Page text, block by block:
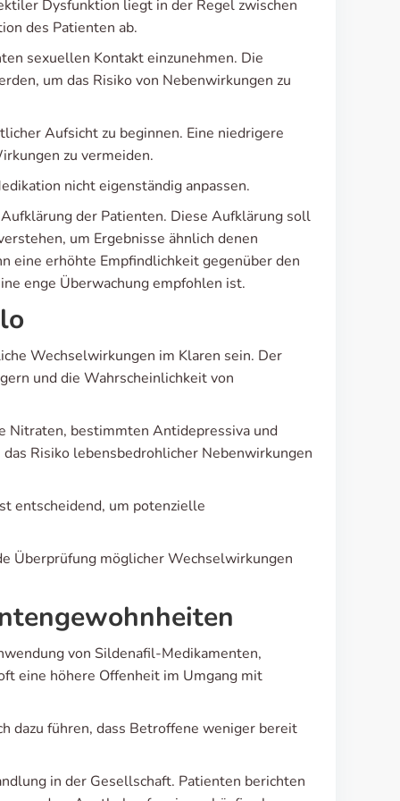
Dysfunktion liegt in der Regel zwischen
des Patienten ab.
sexuellen Kontakt einzunehmen. Die
um das Risiko von Nebenwirkungen zu
Aufsicht zu beginnen. Eine niedrigere
zu vermeiden.
nicht eigenständig anpassen.
der Patienten. Diese Aufklärung soll
um Ergebnisse ähnlich denen
eine erhöhte Empfindlichkeit gegenüber den
enge Überwachung empfohlen ist.
Wechselwirkungen im Klaren sein. Der
und die Wahrscheinlichkeit von
Nitraten, bestimmten Antidepressiva und
Risiko lebensbedrohlicher Nebenwirkungen
entscheidend, um potenzielle
Überprüfung möglicher Wechselwirkungen
von Sildenafil-Medikamenten,
eine höhere Offenheit im Umgang mit
dazu führen, dass Betroffene weniger bereit
in der Gesellschaft. Patienten berichten